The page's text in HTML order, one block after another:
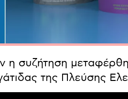
η συζήτηση
της Πλεύσης